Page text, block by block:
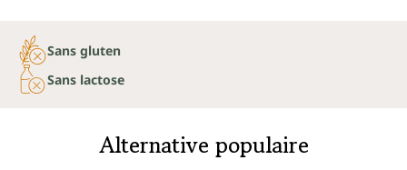
Sans gluten
Sans lactose
Alternative populaire